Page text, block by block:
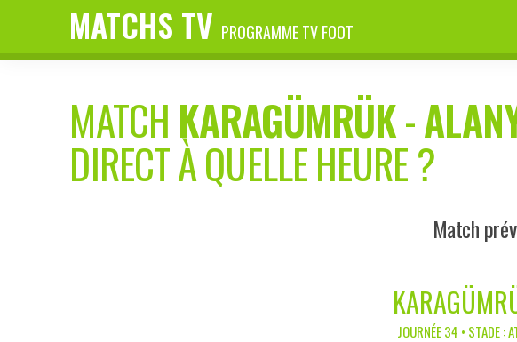
MATCHS TV PROGRAMME TV FOOT
MATCH KARAGÜMRÜK-
DIRECT À QUELLE HEURE ?
Match
JOURNÉE 34 • STADE :